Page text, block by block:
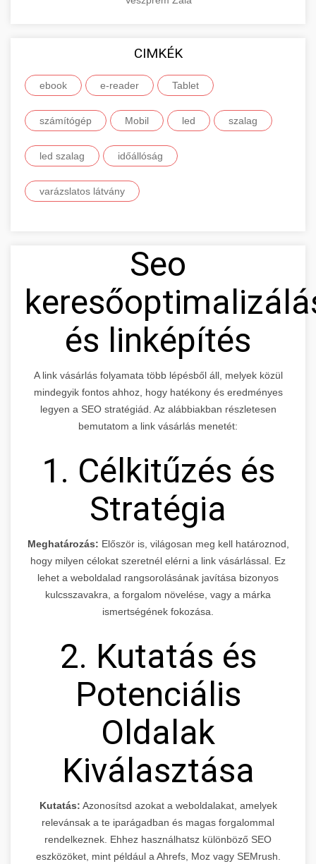
CIMKÉK
ebook e-reader Tablet
számítógép Mobil led szalag
led szalag időállóság
varázslatos látvány
Seo
és linképítés
A link vásárlás folyamata több lépésből áll, melyek közül
mindegyik fontos ahhoz, hogy hatékony és eredményes
legyen a SEO stratégiád. Az alábbiakban részletesen
bemutatom a link vásárlás menetét:
1. Célkitűzés és
Stratégia
Meghatározás: Először is, világosan meg kell határoznod,
hogy milyen célokat szeretnél elérni a link vásárlással. Ez
lehet a weboldalad rangsorolásának javítása bizonyos
kulcsszavakra, a forgalom növelése, vagy a márka
ismertségének fokozása.
2. Kutatás és
Potenciális
Oldalak
Kiválasztása
Kutatás: Azonosítsd azokat a weboldalakat, amelyek
relevánsak a te iparágadban és magas forgalommal
rendelkeznek. Ehhez használhatsz különböző SEO
eszközöket, mint például a Ahrefs, Moz vagy SEMrush.